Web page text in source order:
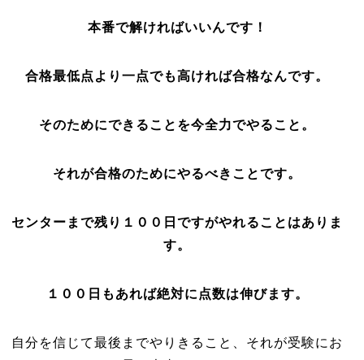
本番で解ければいいんです！
合格最低点より一点でも高ければ合格なんです。
そのためにできることを今全力でやること。
それが合格のためにやるべきことです。
センターまで残り１００日ですがやれることはありま
す。
１００日もあれば絶対に点数は伸びます。
自分を信じて最後までやりきること、それが受験にお